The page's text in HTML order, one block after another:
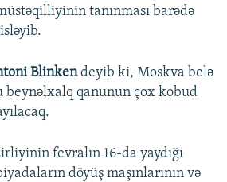
tanınması barədə
Blinkendeyib ki, Moskva belə
beynəlxalq qanunun çox kobud
fevralın 16-da yaydığı
döyüş maşınlarının və